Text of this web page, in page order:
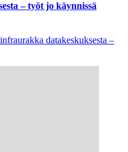
– työt jo käynnissä
datakeskuksesta –